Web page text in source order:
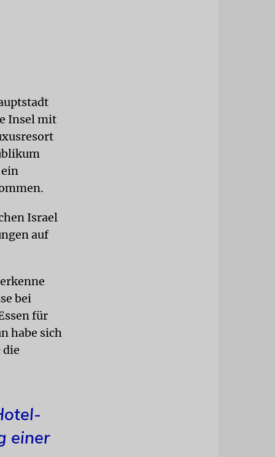
Insel mit
Israel
auf
bei
für
habe sich
die
einer